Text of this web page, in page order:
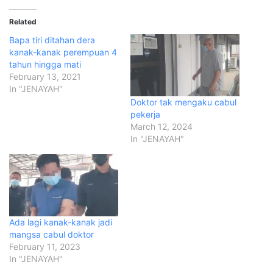
Related
Bapa tiri ditahan dera
kanak-kanak perempuan 4
tahun hingga mati
February 13, 2021
In "JENAYAH"
Doktor tak mengaku cabul
pekerja
March 12, 2024
In "JENAYAH"
Ada lagi kanak-kanak jadi
mangsa cabul doktor
February 11, 2023
In "JENAYAH"